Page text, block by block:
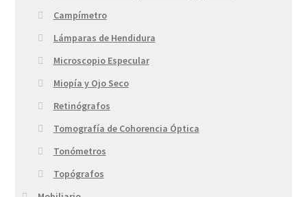
Campímetro
Lámparas de Hendidura
Microscopio Especular
Miopía y Ojo Seco
Retinógrafos
Tomografía de Cohorencia Óptica
Tonómetros
Topógrafos